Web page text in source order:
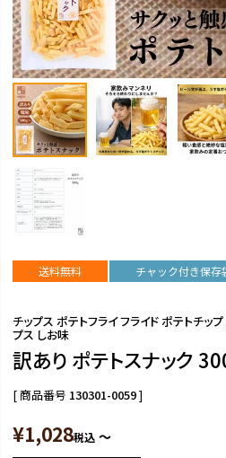
送料無料 チャック付き保存
チップス ポテトフライ フライド ポテトチッ
プス しお味
訳あり ポテトスナック
商品番号 130301-0059
¥1,028税込 〜